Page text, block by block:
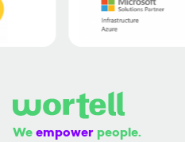
Weempower people.